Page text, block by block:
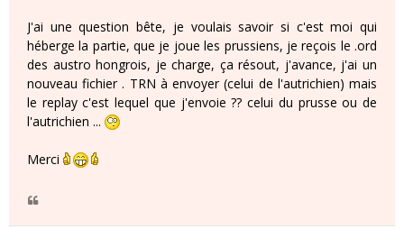
J'ai une question bête, je voulais savoir si c'est moi qui
héberge la partie, que je joue les prussiens, je reçois le .ord
des austro hongrois, je charge, ça résout, j'avance, j'ai un
nouveau fichier . TRN à envoyer (celui de l'autrichien) mais
le replay c'est lequel que j'envoie ?? celui du prusse ou de
l'autrichien ...
Merci